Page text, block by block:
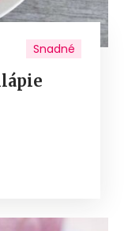
Snadné